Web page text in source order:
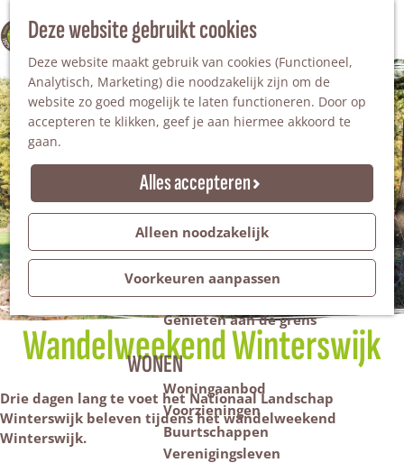
Deze website gebruikt cookies
Deze website maakt gebruik van cookies (Functioneel,
Analytisch, Marketing) die noodzakelijk zijn om de
website zo goed mogelijk te laten functioneren. Door op
accepteren te klikken, geef je aan hiermee akkoord te
gaan.
Alles accepteren
Alleen noodzakelijk
Voorkeuren aanpassen
100% WINTERSWIJK
Z
o
e
k
e
n
M
e
n
u
Natuurgebieden
Steengroeve
Tuinen en parken
Recreatieplas Het Hilgelo
Overnachten
Campings & vakantieparken
Vakantiehuizen
Groepsaccommodaties
Hotels
Evenementen
Restantendag
Volksfeest & Bloemencorso
Promotie evenementen
Genieten aan de grens
WONEN
Woningaanbod
Voorzieningen
Buurtschappen
Verenigingsleven
Wandelweekend Winterswijk
Drie dagen lang te voet het Nationaal Landschap
Winterswijk beleven tijdens het wandelweekend
Winterswijk.